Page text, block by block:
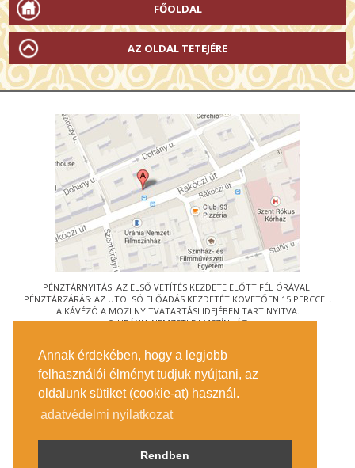
Annak érdekében, hogy a legjobb
felhasználói élményt tudjuk nyújtani, az
oldalunk sütiket (cookie-at) használ.
adatvédelmi nyilatkozat
Rendben
FŐOLDAL
AZ OLDAL TETEJÉRE
PÉNZTÁRNYITÁS: AZ ELSŐ VETÍTÉS KEZDETE ELŐTT FÉL ÓRÁVAL.
PÉNZTÁRZÁRÁS: AZ UTOLSÓ ELŐADÁS KEZDETÉT KÖVETŐEN 15 PERCCEL.
A KÁVÉZÓ A MOZI NYITVATARTÁSI IDEJÉBEN TART NYITVA.
© URÁNIA NEMZETI FILMSZÍNHÁZ
1088 BUDAPEST, RÁKÓCZI ÚT 21.
MEGKÖZELÍTÉS
JEGYINFORMÁCIÓ
ÍRJON NEKÜNK!
KÖZÉRDEKŰ ADATOK